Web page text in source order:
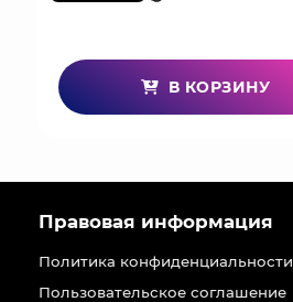
В КОРЗИНУ
Правовая информация
Политика конфиденциальности
Пользовательское соглашение